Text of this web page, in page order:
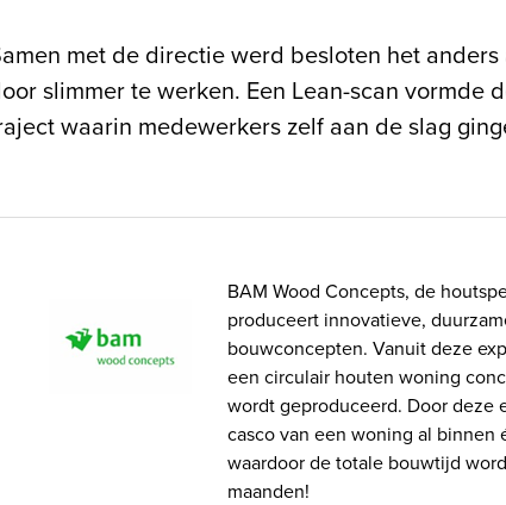
met de directie werd besloten het
slimmer te werken. Een Lean-scan vormde
waarin medewerkers zelf aan de slag
BAM Wood Concepts, de
produceert innovatieve,
bouwconcepten. Vanuit deze
een circulair houten woning
wordt geproduceerd. Door deze
casco van een woning al binnen
waardoor de totale bouwtijd
maanden!